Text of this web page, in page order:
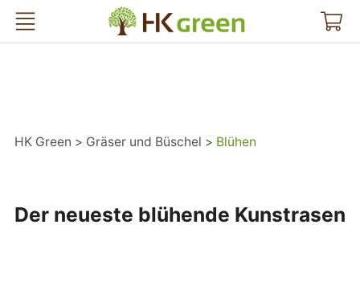
HK Green
HK Green Gräser und Büschel Blühen
Der neueste blühende Kunstrasen